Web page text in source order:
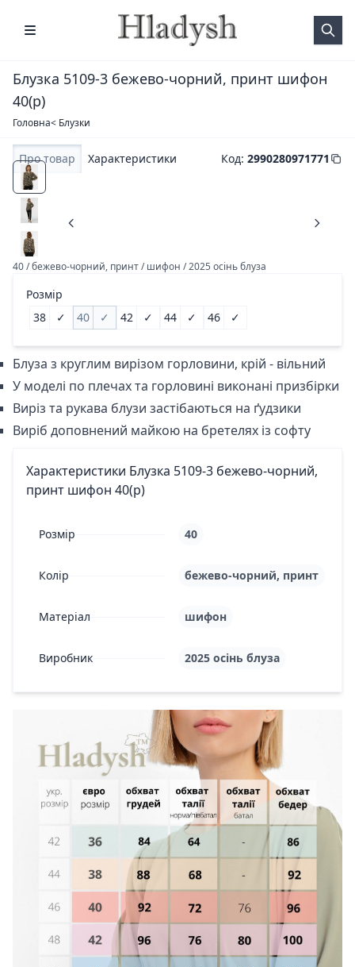
Блузка 5109-3 бежево-чорний, принт шифон
40(р)
Головна< Блузки
Про товар Характеристики Код: 2990280971771
40 / бежево-чорний, принт / шифон / 2025 осінь блуза
Розмір
38
✓ 40 ✓ 42 ✓ 44 ✓ 46 ✓
Блуза з круглим вирізом горловини, крій - вільний
У моделі по плечах та горловині виконані призбірки
Виріз та рукава блузи застібаються на ґудзики
Виріб доповнений майкою на бретелях із софту
Характеристики Блузка 5109-3 бежево-чорний,
принт шифон 40(р)
Розмір 40
Колір бежево-чорний, принт
Матеріал шифон
Виробник 2025 осінь блуза